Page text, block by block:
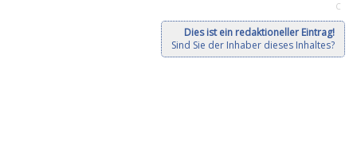
C
Dies ist ein redaktioneller Eintrag!
Sind Sie der Inhaber dieses Inhaltes?